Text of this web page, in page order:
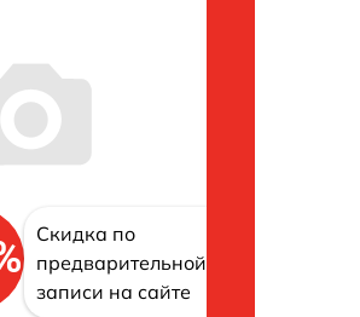
Скидка по
предварительной
записи на сайте